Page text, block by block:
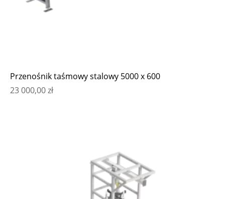
Przenośnik taśmowy stalowy 5000 x 600
23 000,00zł